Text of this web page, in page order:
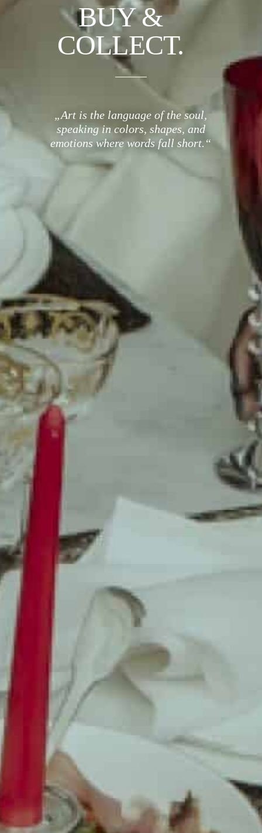
BUY &
COLLECT.
„Art is the language of the soul,
speaking in colors, shapes, and
emotions where words fall short.“